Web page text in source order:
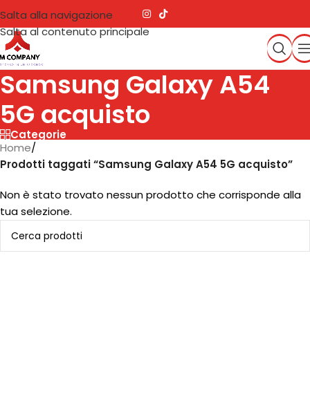
Salta alla navigazione
Salta al contenuto principale
Samsung Galaxy A54
5G acquisto
Categorie
Home/
Prodotti taggati “Samsung Galaxy A54 5G acquisto”
Non è stato trovato nessun prodotto che corrisponde alla
tua selezione.